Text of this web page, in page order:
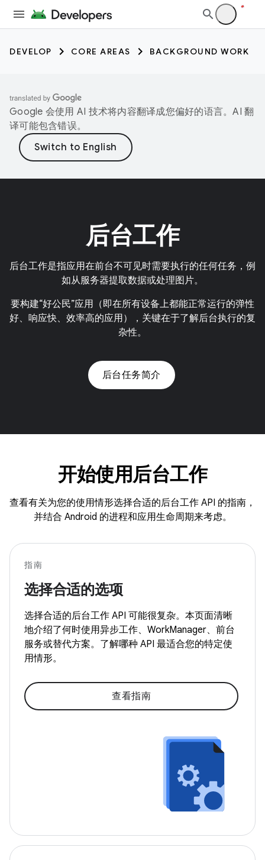
DEVELOP CORE AREAS BACKGROUND WORK
Google 会使用 AI 技术将内容翻译成您偏好的语言。AI 翻
译可能包含错误。
后台工作
后台工作是指应用在前台不可见时需要执行的任何任务，例
如从服务器提取数据或处理图片。
要构建“好公民”应用（即在所有设备上都能正常运行的弹性
好、响应快、效率高的应用），关键在于了解后台执行的复
杂性。
后台任务简介
开始使用后台工作
查看有关为您的使用情形选择合适的后台工作 API 的指南，
并结合 Android 的进程和应用生命周期来考虑。
指南
选择合适的选项
选择合适的后台工作 API 可能很复杂。本页面清晰
地介绍了何时使用异步工作、WorkManager、前台
服务或替代方案。了解哪种 API 最适合您的特定使
用情形。
查看指南